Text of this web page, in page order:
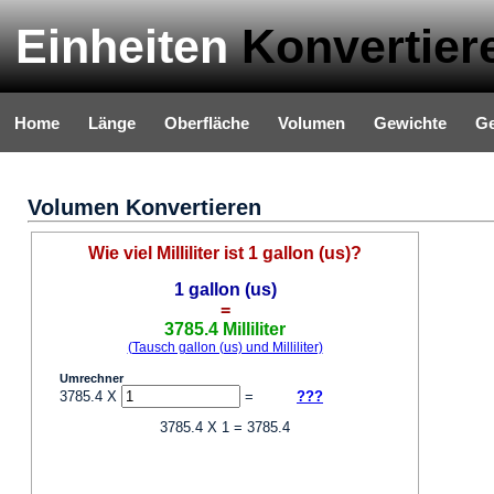
Einheiten
Home Länge Oberfläche Volumen Gewichte
Volumen Konvertieren
Wie viel Milliliter ist 1 gallon (us)?
1 gallon (us)
=
3785.4 Milliliter
(Tausch gallon (us) und Milliliter)
Umrechner
3785.4 X =
???
3785.4 X 1 = 3785.4